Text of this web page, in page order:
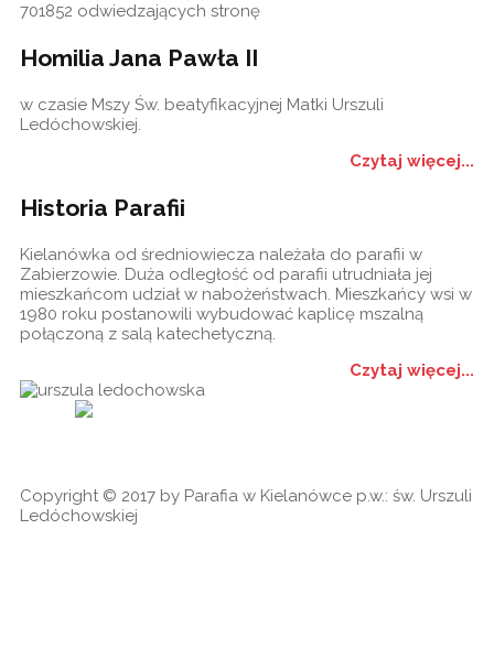
701852 odwiedzających stronę
Homilia Jana Pawła II
w czasie Mszy Św. beatyfikacyjnej Matki Urszuli
Ledóchowskiej.
Czytaj więcej...
Historia Parafii
Kielanówka od średniowiecza należała do parafii w
Zabierzowie. Duża odległość od parafii utrudniała jej
mieszkańcom udział w nabożeństwach. Mieszkańcy wsi w
1980 roku postanowili wybudować kaplicę mszalną
połączoną z salą katechetyczną.
Czytaj więcej...
Copyright © 2017 by Parafia w Kielanówce p.w.: św. Urszuli
Ledóchowskiej